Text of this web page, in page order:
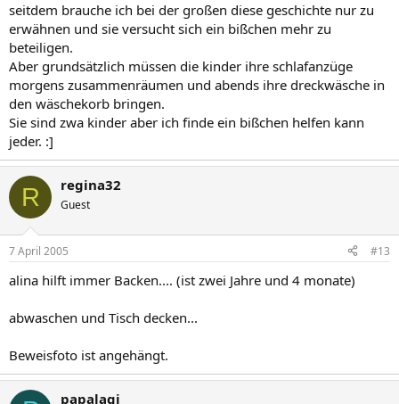
seitdem brauche ich bei der großen diese geschichte nur zu
erwähnen und sie versucht sich ein bißchen mehr zu
beteiligen.
Aber grundsätzlich müssen die kinder ihre schlafanzüge
morgens zusammenräumen und abends ihre dreckwäsche in
den wäschekorb bringen.
Sie sind zwa kinder aber ich finde ein bißchen helfen kann
jeder. :]
R regina32
Guest
7 April 2005 #13
alina hilft immer Backen.... (ist zwei Jahre und 4 monate)
abwaschen und Tisch decken...
Beweisfoto ist angehängt.
papalagi